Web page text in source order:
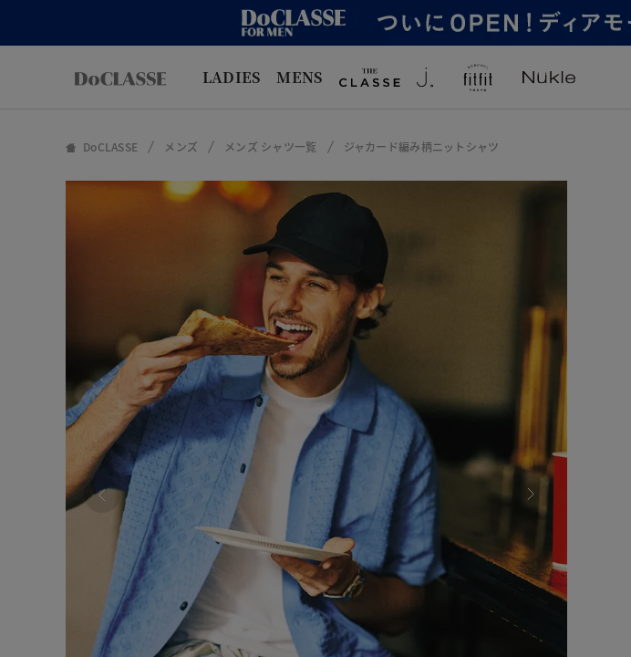
LADIES MENS
DoCLASSE メンズ メンズ シャツ一覧 ジャカード編み柄ニットシャツ